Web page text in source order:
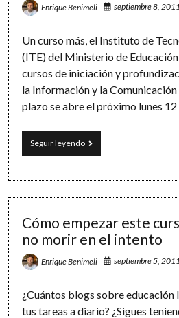
Edutify
Enrique Benimeli septiembre 8, 2011
Un curso más, el Instituto de
(ITE) del Ministerio de
cursos de iniciación y
la Información y la Comunicación
plazo se abre el próximo lunes
Seguir leyendoFormación
en
cursos
Tecnologías
Educativas
Cómo empezar este
no morir en el intento
Enrique Benimeli septiembre 5, 2011
¿Cuántos blogs sobre educación
tus tareas a diario? ¿Sigues